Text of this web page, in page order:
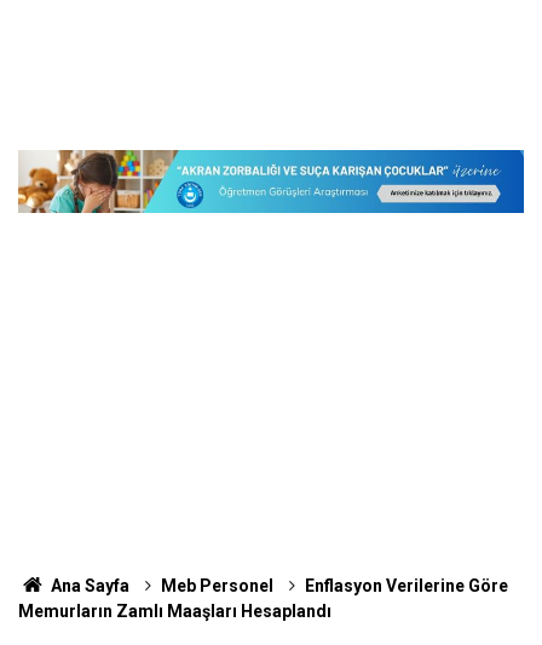
Ana Sayfa Meb Personel
Enflasyon Verilerine Göre
Memurların Zamlı Maaşları Hesaplandı